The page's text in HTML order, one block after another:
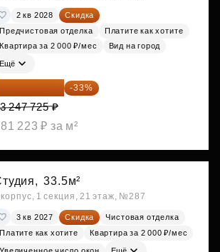
2 кв 2028
Скидка
Предчистовая отделка
Платите как хотите
Квартира за 2 000 ₽/мес
Вид на город
Ещё
22 275 976 ₽ -33%
247 725 ₽
223 ₽ за м²
33.5м²
корпус, 1 секция, 21 этаж, №287
3 кв 2027 Скидка
Чистовая отделка
Платите как хотите
Квартира за 2 000 ₽/мес
Увеличенное число окон Ещё